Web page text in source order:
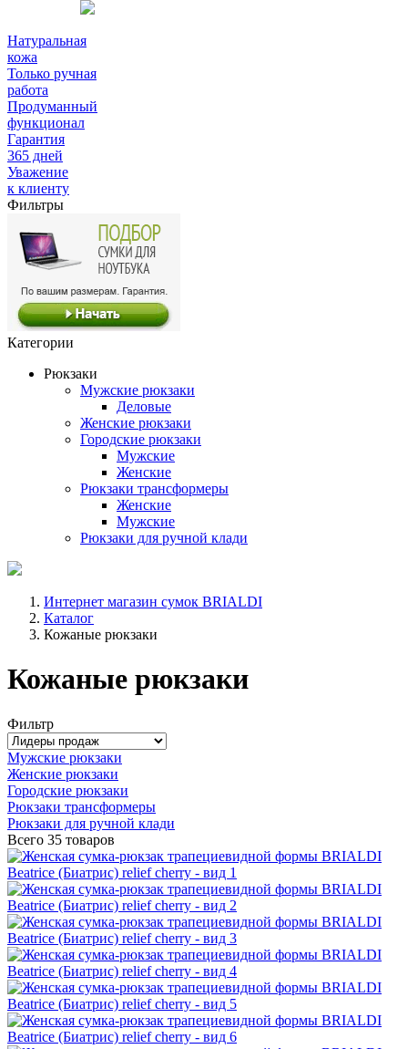
Натуральная
кожа
Только ручная
работа
Продуманный
функционал
Гарантия
365 дней
Уважение
к клиенту
Фильтры
Категории
Рюкзаки
Мужские рюкзаки
Деловые
Женские рюкзаки
Городские рюкзаки
Мужские
Женские
Рюкзаки трансформеры
Женские
Мужские
Рюкзаки для ручной клади
Интернет магазин сумок BRIALDI
Каталог
Кожаные рюкзаки
Кожаные рюкзаки
Фильтр
Мужские рюкзаки
Женские рюкзаки
Городские рюкзаки
Рюкзаки трансформеры
Рюкзаки для ручной клади
Всего 35 товаров